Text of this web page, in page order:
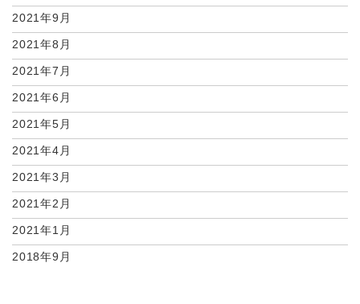
2021年9月
2021年8月
2021年7月
2021年6月
2021年5月
2021年4月
2021年3月
2021年2月
2021年1月
2018年9月